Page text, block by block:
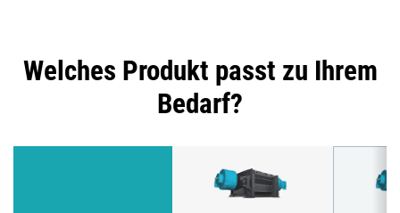
Welches Produkt passt zu Ihrem
Bedarf?